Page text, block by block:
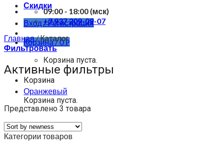
Скидки
Вход / Регистрация
Корзина /0Р
Корзина пуста.
Корзина
Корзина пуста.
09:00 - 18:00 (мск)
+7 937 209-09-07
Главная/Каталог
Фильтровать
Активные фильтры
Оранжевый
Представлено 3 товара
Категории товаров